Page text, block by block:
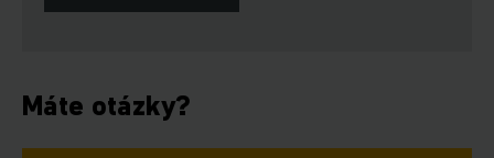
Máte otázky?